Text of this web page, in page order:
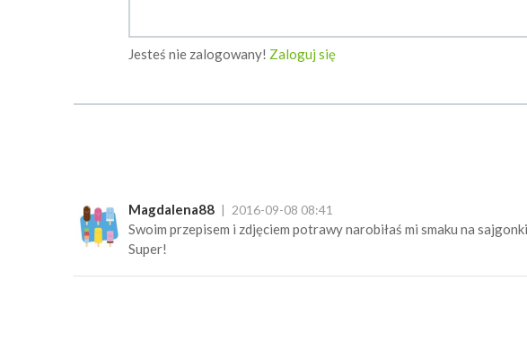
Jesteś nie zalogowany! Zaloguj się
Magdalena88 2016-09-08 08:41
Swoim przepisem i zdjęciem potrawy narobiłaś mi smaku na
Super!